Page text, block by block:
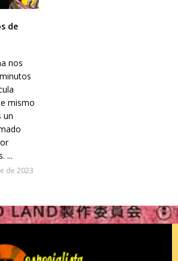
de
nos
mismo
un
...
de 2023